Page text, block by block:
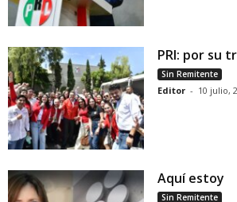
PRI: por su
Sin Remitente
Editor - 10 julio,
Aquí estoy
Sin Remitente